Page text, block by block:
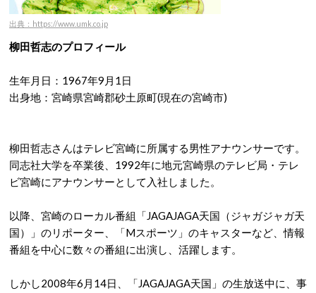
出典：https://www.umk.co.jp
柳田哲志のプロフィール
生年月日：1967年9月1日
出身地：宮崎県宮崎郡砂土原町(現在の宮崎市)
柳田哲志さんはテレビ宮崎に所属する男性アナウンサーです。
同志社大学を卒業後、1992年に地元宮崎県のテレビ局・テレ
ビ宮崎にアナウンサーとして入社しました。
以降、宮崎のローカル番組「JAGAJAGA天国（ジャガジャガ天
国）」のリポーター、「Mスポーツ」のキャスターなど、情報
番組を中心に数々の番組に出演し、活躍します。
しかし2008年6月14日、「JAGAJAGA天国」の生放送中に、事